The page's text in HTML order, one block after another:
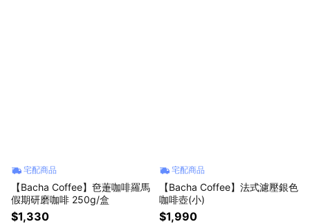
宅配商品
【Bacha Coffee】夿萐咖啡羅馬
假期研磨咖啡 250g/盒
$1,330
宅配商品
【Bacha Coffee】法式濾壓銀色
咖啡壺(小)
$1,990